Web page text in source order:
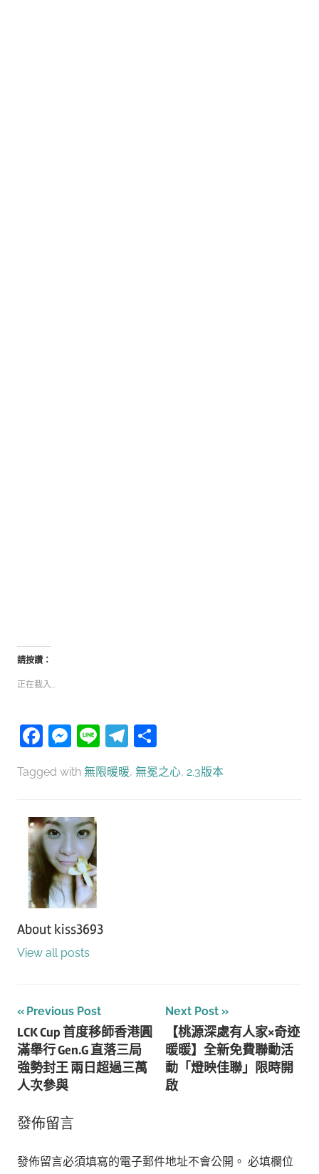
請按讚：
正在載入...
Facebook
Messenger
LineTelegram
Tagged with 無限暖暖, 無冕之心, 2.3版本
About kiss3693
View all posts
文
章
導
覽
Previous Post
LCK Cup 首度移師香港圓
滿舉行 Gen.G 直落三局
強勢封王 兩日超過三萬
人次參與
Next Post
【桃源深處有人家×奇迹
暖暖】全新免費聯動活
動「燈映佳聯」限時開
啟
發佈留言
發佈留言必須填寫的電子郵件地址不會公開。 必填欄位